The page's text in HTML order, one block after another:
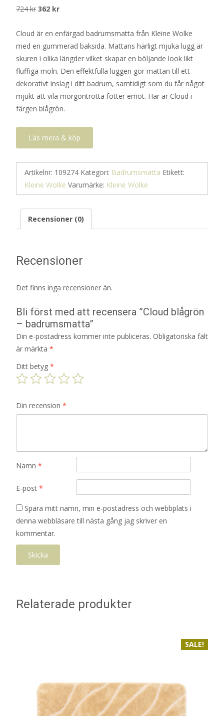
724kr Det
priset
var:
724 kr.
362 krDet
priset
är:
362 kr.
Cloud är en enfärgad badrumsmatta från Kleine Wolke
med en gummerad baksida. Mattans härligt mjuka lugg är
skuren i olika längder vilket skapar en böljande look likt
fluffiga moln. Den effektfulla luggen gör mattan till ett
dekorativt inslag i ditt badrum, samtidigt som du får något
mjukt att vila morgontrötta fötter emot. Här är Cloud i
färgen blågrön.
Läs mera & köp
Artikelnr: 109274 Kategori: Badrumsmatta Etikett:
Kleine Wolke Varumärke: Kleine Wolke
Recensioner (0)
Recensioner
Det finns inga recensioner än.
Bli först med att recensera ”Cloud blågrön
– badrumsmatta”
Din e-postadress kommer inte publiceras. Obligatoriska fält
är märkta *
Ditt betyg *
Din recension *
Namn *
E-post *
Spara mitt namn, min e-postadress och webbplats i
denna webbläsare till nästa gång jag skriver en
kommentar.
Relaterade produkter
SALE!